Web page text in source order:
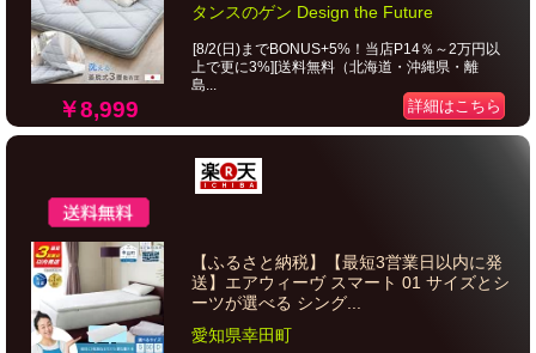
￥8,999
タンスのゲン Design the Future
[8/2(日)までBONUS+5%！当店P14％～2万円以
上で更に3%][送料無料（北海道・沖縄県・離
島...
詳細はこちら
【ふるさと納税】【最短3営業日以内に発
送】エアウィーヴ スマート 01 サイズとシ
ーツが選べる シング...
愛知県幸田町